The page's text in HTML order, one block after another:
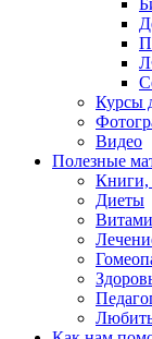
Курсы
Видео
Полезные
Книги,
Диеты